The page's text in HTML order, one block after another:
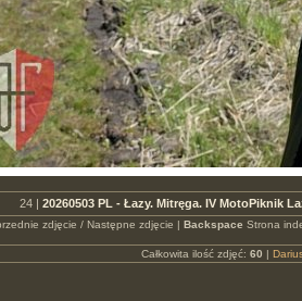
24 | 20260503 PL - Łazy. Mitręga. IV MotoPiknik
zdjęcie / Następne zdjęcie | Backspace Strona
Całkowita ilość zdjęć: 60 |